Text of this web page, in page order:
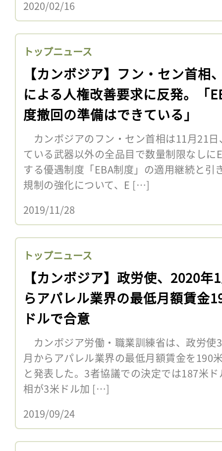
2020/02/16
トップニュース
【カンボジア】フン・セン首相
による人権改善要求に反発。「
度撤回の準備はできている」
カンボジアのフン・セン首相は11月21
ている武器以外の全品目で数量制限なしに
する優遇制度「EBA制度」の適用継続と引
規制の強化について、E […]
2019/11/28
トップニュース
【カンボジア】政労使、2020年
らアパレル業界の最低月額賃金
ドルで合意
カンボジア労働・職業訓練省は、政労使
月からアパレル業界の最低月額賃金を190
と発表した。3者協議での決定では187米
相が3米ドル加 […]
2019/09/24